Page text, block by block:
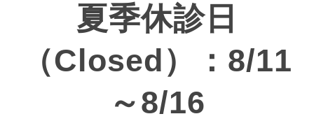
夏季休診日
（Closed）：8/11
～8/16